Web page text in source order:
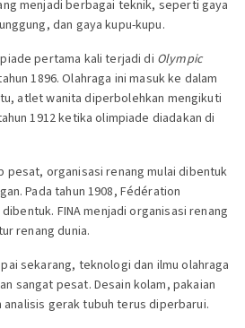
menjadi berbagai teknik, seperti gaya
dan gaya kupu-kupu.
pertama kali terjadi di Olympic
1896. Olahraga ini masuk ke dalam
atlet wanita diperbolehkan mengikuti
1912 ketika olimpiade diadakan di
pesat, organisasi renang mulai dibentuk
Pada tahun 1908, Fédération
FINA menjadi organisasi renang
renang dunia.
sekarang, teknologi dan ilmu olahraga
sangat pesat. Desain kolam, pakaian
gerak tubuh terus diperbarui.